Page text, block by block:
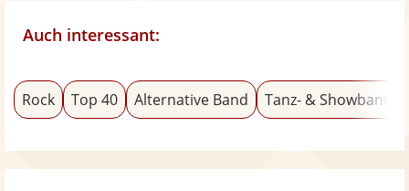
Auch interessant:
Rock Top 40 Alternative Band Tanz- & Showband